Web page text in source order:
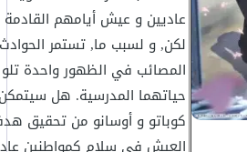
عاديين و عيش أيامهم
لكن, و لسبب ما, تستمر
المصائب في الظهور واحدة
حياتهما المدرسية. هل
كوباتو و أوسانو من تحقيق
العيش في سلام كمواطنين